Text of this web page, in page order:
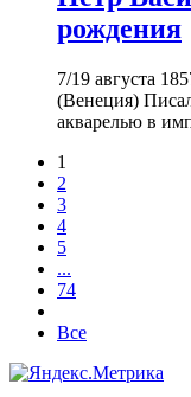
рождения
7/19 августа
(Венеция)
акварелью в
1
2
3
4
5
...
74
Все